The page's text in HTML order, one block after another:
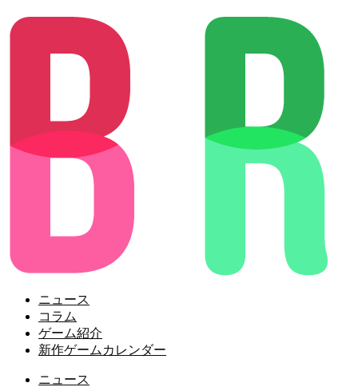
ニュース
コラム
ゲーム紹介
新作ゲームカレンダー
ニュース